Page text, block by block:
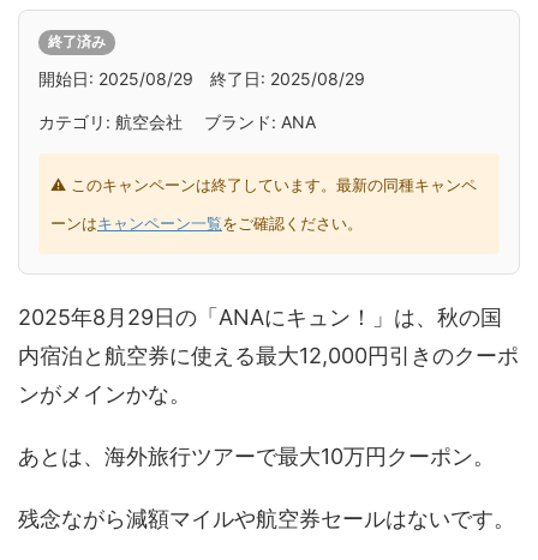
終了済み
開始日: 2025/08/29 終了日: 2025/08/29
カテゴリ: 航空会社 ブランド: ANA
⚠ このキャンペーンは終了しています。最新の同種キャンペ
ーンはキャンペーン一覧をご確認ください。
2025年8月29日の「ANAにキュン！」は、秋の国
内宿泊と航空券に使える最大12,000円引きのクーポ
ンがメインかな。
あとは、海外旅行ツアーで最大10万円クーポン。
残念ながら減額マイルや航空券セールはないです。